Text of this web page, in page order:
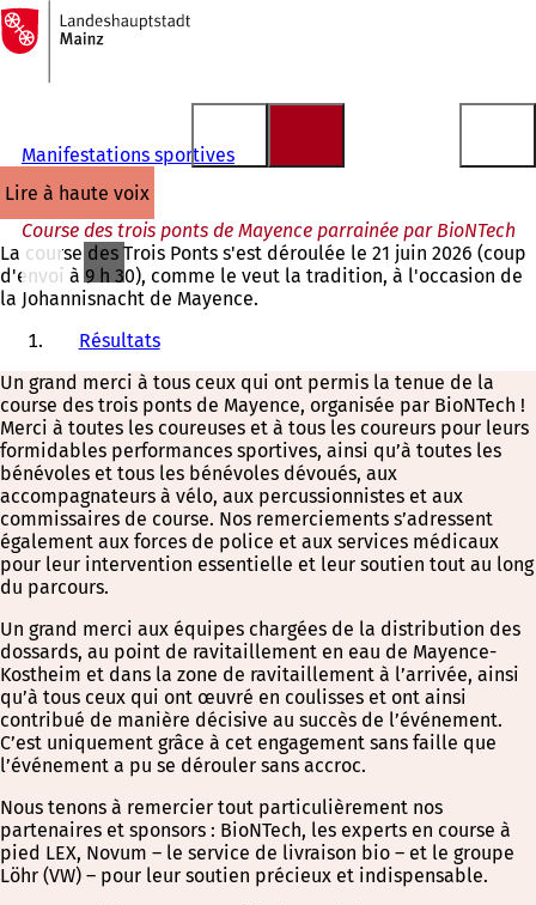
Accéder au contenu
Vers
la
page
d'accueil
Manifestations sportives
lire à haute voix
Course des trois ponts de Mayence parrainée par BioNTech
La course des Trois Ponts s'est déroulée le 21 juin 2026 (coup
d'envoi à 9 h 30), comme le veut la tradition, à l'occasion de
la Johannisnacht de Mayence.
Résultats
Un grand merci à tous ceux qui ont permis la tenue de la
course des trois ponts de Mayence, organisée par BioNTech !
Merci à toutes les coureuses et à tous les coureurs pour leurs
formidables performances sportives, ainsi qu’à toutes les
bénévoles et tous les bénévoles dévoués, aux
accompagnateurs à vélo, aux percussionnistes et aux
commissaires de course. Nos remerciements s’adressent
également aux forces de police et aux services médicaux
pour leur intervention essentielle et leur soutien tout au long
du parcours.
Un grand merci aux équipes chargées de la distribution des
dossards, au point de ravitaillement en eau de Mayence-
Kostheim et dans la zone de ravitaillement à l’arrivée, ainsi
qu’à tous ceux qui ont œuvré en coulisses et ont ainsi
contribué de manière décisive au succès de l’événement.
C’est uniquement grâce à cet engagement sans faille que
l’événement a pu se dérouler sans accroc.
Nous tenons à remercier tout particulièrement nos
partenaires et sponsors : BioNTech, les experts en course à
pied LEX, Novum – le service de livraison bio – et le groupe
Löhr (VW) – pour leur soutien précieux et indispensable.